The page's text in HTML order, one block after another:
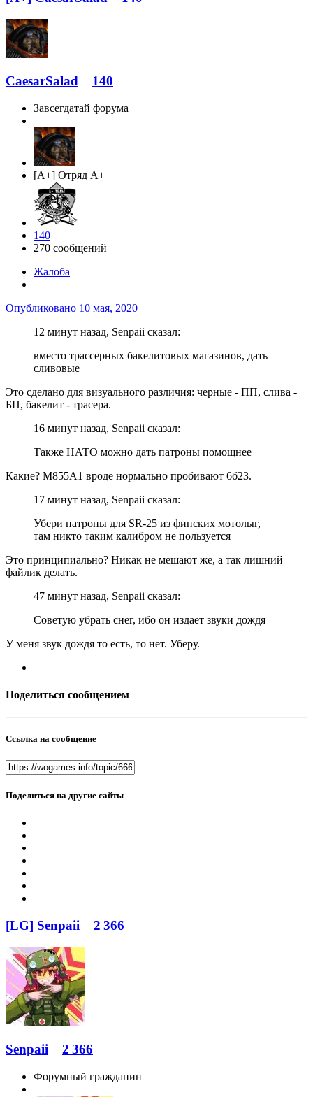
CaesarSalad 140
Завсегдатай форума
[A+] Отряд A+
140
270 сообщений
Жалоба
Опубликовано 10 мая, 2020
12 минут назад, Senpaii сказал:
вместо трассерных бакелитовых магазинов, дать
сливовые
Это сделано для визуального различия: черные - ПП, слива -
БП, бакелит - трасера.
16 минут назад, Senpaii сказал:
Также НАТО можно дать патроны помощнее
Какие? М855А1 вроде нормально пробивают 6б23.
17 минут назад, Senpaii сказал:
Убери патроны для SR-25 из финских мотолыг,
там никто таким калибром не пользуется
Это принципиально? Никак не мешают же, а так лишний
файлик делать.
47 минут назад, Senpaii сказал:
Советую убрать снег, ибо он издает звуки дождя
У меня звук дождя то есть, то нет. Уберу.
Поделиться сообщением
Ссылка на сообщение
Поделиться на другие сайты
[LG] Senpaii 2 366
Senpaii 2 366
Форумный гражданин